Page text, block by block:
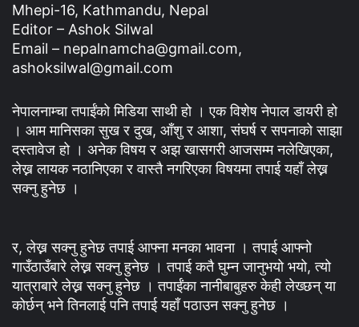
Mhepi-16, Kathmandu, Nepal
Editor – Ashok Silwal
Email – nepalnamcha@gmail.com,
ashoksilwal@gmail.com
नेपालनाम्चा तपाईंको मिडिया साथी हो । एक विशेष नेपाल डायरी हो
। आम मानिसका सुख र दुख, आँशु र आशा, संघर्ष र सपनाको साझा
दस्तावेज हो । अनेक विषय र अझ खासगरी आजसम्म नलेखिएका,
लेख्न लायक नठानिएका र वास्तै नगरिएका विषयमा तपाई यहाँ लेख्न
सक्नु हुनेछ ।
र, लेख्न सक्नु हुनेछ तपाई आफ्ना मनका भावना । तपाई आफ्नो
गाउँठाउँबारे लेख्न सक्नु हुनेछ । तपाई कतै घुम्न जानुभयो भयो, त्यो
यात्राबारे लेख्न सक्नु हुनेछ । तपाईंका नानीबाबुहरु केही लेख्छन् या
कोर्छन् भने तिनलाई पनि तपाई यहाँ पठाउन सक्नु हुनेछ ।